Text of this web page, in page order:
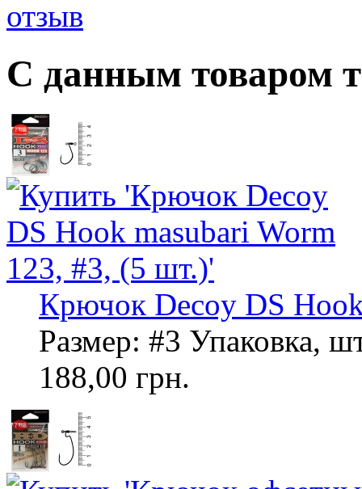
С данным товаром
Крючок Decoy DS
Размер: #3 Упаковка,
188,00 грн.